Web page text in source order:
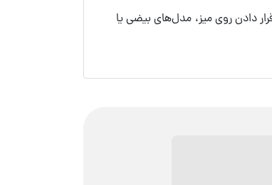
دادن روی میز، مدل‌های بیضی یا